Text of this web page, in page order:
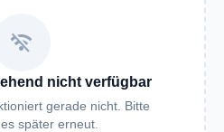
wifi_off
nicht verfügbar
gerade nicht. Bitte
später erneut.